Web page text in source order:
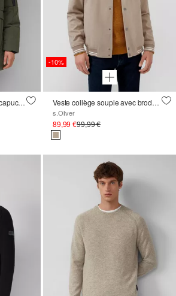
Parka imperméable avec capuche et détails sportifs
-10%
Veste collège souple avec broderie
s.Oliver
89,99 €99,99 €